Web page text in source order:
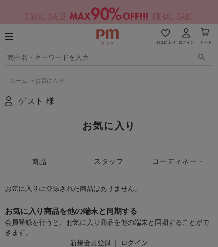
お気に入り ログイン カート
ホーム > お気に入り
ゲスト 様
お気に入り
商品 スタッフ コーディネート
お気に入りに登録された商品はありません。
お気に入り商品を他の端末と同期する
会員登録を行うと、お気に入り商品を他の端末と同期することがで
きます。
新規会員登録 ｜ ログイン